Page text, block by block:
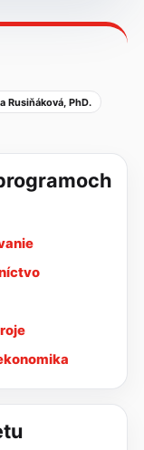
Rusiňáková, PhD.